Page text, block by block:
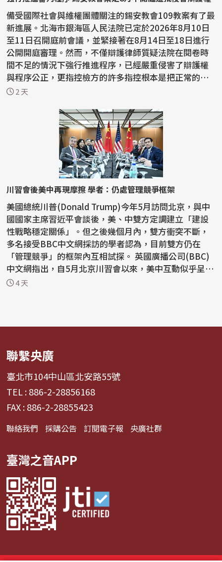
備受國際社會與維權團體關注的錫安教會109教案有了最
新進展。北海市銀海區人民法院已定於2026年8月10日
至11日召開庭前會議，並緊接著在8月14日至18日進行
公開開庭審理。然而，不僅辯護律師質疑法院在閱卷時
間不足的情況下強行推進程序，已經嚴重侵害了辯護權
與程序公正，更指控檢方的許多指控根本是把正常的宗
教活動...
2 天
川習會後美中再現摩擦 學者：仍處管理競爭框架
美國總統川普(Donald Trump)今年5月訪問北京，與中
國國家主席習近平會談後，美、中雙方定調建立「建設
性戰略穩定關係」。但之後幾個月內，雙方衝突不斷，
多名接受BBC中文網採訪的學者認為，目前雙方仍在
「管理競爭」的框架內互相試探。 英國廣播公司(BBC)
中文網指出，自5月北京川習會以來，美中互動似乎呈現
「一邊...
4 天
聯繫央廣
臺北市104中山區北安路55號
TEL : 886-2-28856168
FAX : 886-2-28855423
聯絡我們 採購公告 訂閱電子報 央廣社群
臺灣之音APP